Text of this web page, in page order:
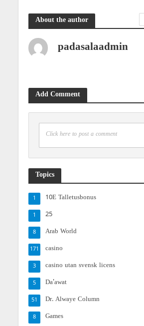
About the author
padasalaadmin
Add Comment
Click here to post a comment
Topics
10E Talletusbonus
1
25
1
Arab World
8
casino
171
casino utan svensk licens
3
Da'awat
5
Dr. Alwaye Column
51
Games
8